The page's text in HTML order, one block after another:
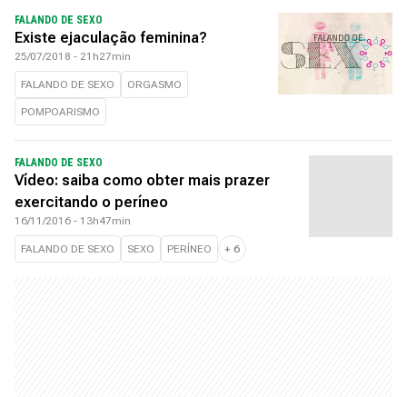
FALANDO DE SEXO
Existe ejaculação feminina?
25/07/2018 - 21h27min
FALANDO DE SEXO ORGASMO
POMPOARISMO
FALANDO DE SEXO
Vídeo: saiba como obter mais prazer
exercitando o períneo
16/11/2016 - 13h47min
FALANDO DE SEXO SEXO PERÍNEO + 6